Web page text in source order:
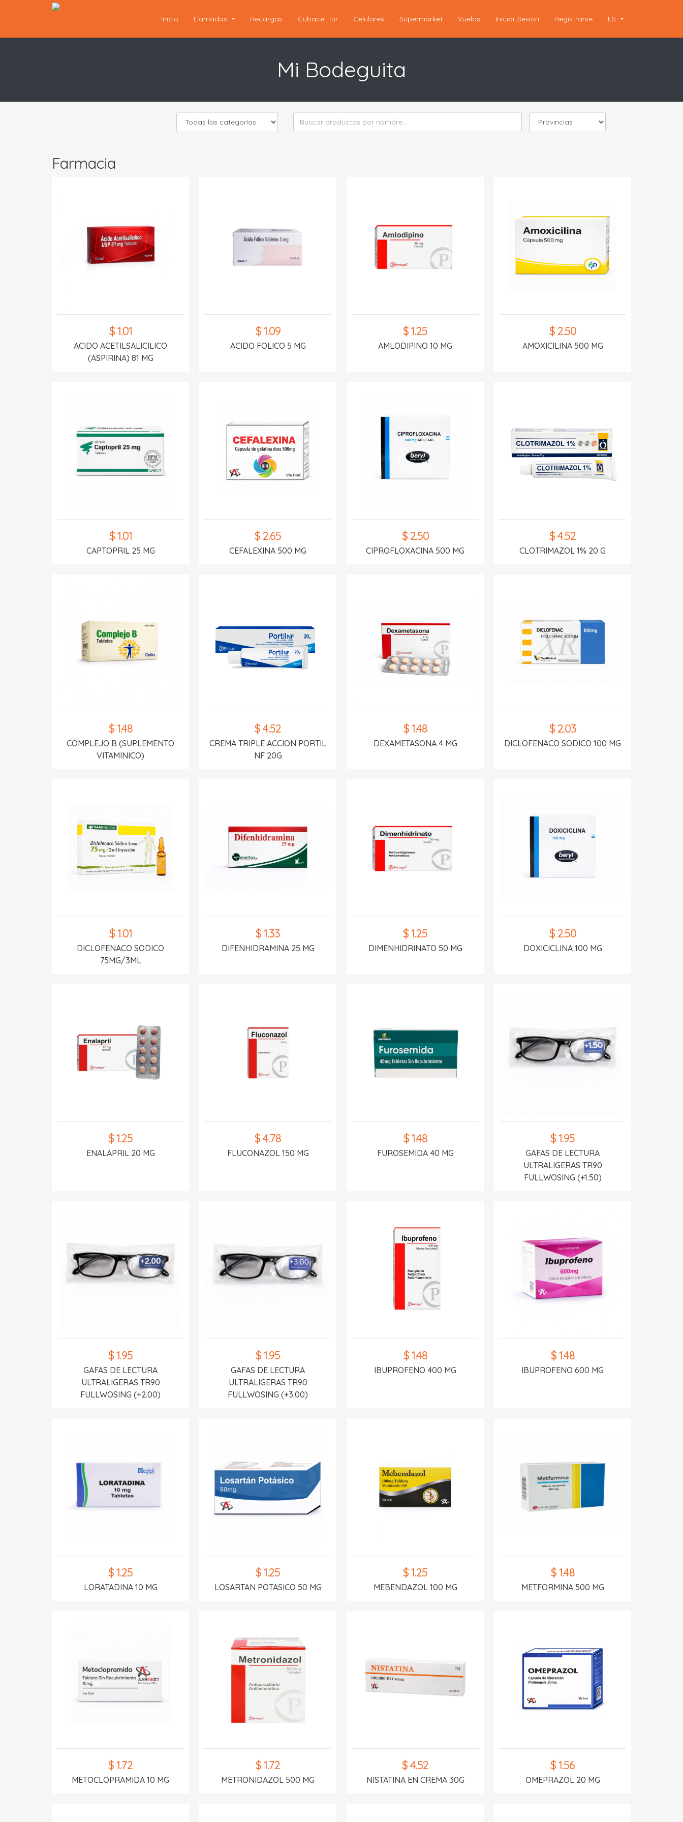
Inicio Llamadas Recargas Cubacel Tur Celulares Supermarket Vuelos Iniciar Sesión Registrarse ES
Mi Bodeguita
Farmacia
$ 1.01
ACIDO ACETILSALICILICO
(ASPIRINA) 81 MG
$ 1.09
ACIDO FOLICO 5 MG
$ 1.25
AMLODIPINO 10 MG
$ 2.50
AMOXICILINA 500 MG
$ 1.01
CAPTOPRIL 25 MG
$ 2.65
CEFALEXINA 500 MG
$ 2.50
CIPROFLOXACINA 500 MG
$ 4.52
CLOTRIMAZOL 1% 20 G
$ 1.48
COMPLEJO B (SUPLEMENTO
VITAMINICO)
$ 4.52
CREMA TRIPLE ACCION PORTIL
NF 20G
$ 1.48
DEXAMETASONA 4 MG
$ 2.03
DICLOFENACO SODICO 100 MG
$ 1.01
DICLOFENACO SODICO
75MG/3ML
$ 1.33
DIFENHIDRAMINA 25 MG
$ 1.25
DIMENHIDRINATO 50 MG
$ 2.50
DOXICICLINA 100 MG
$ 1.25
ENALAPRIL 20 MG
$ 4.78
FLUCONAZOL 150 MG
$ 1.48
FUROSEMIDA 40 MG
$ 1.95
GAFAS DE LECTURA
ULTRALIGERAS TR90
FULLWOSING (+1.50)
$ 1.95
GAFAS DE LECTURA
ULTRALIGERAS TR90
FULLWOSING (+2.00)
$ 1.95
GAFAS DE LECTURA
ULTRALIGERAS TR90
FULLWOSING (+3.00)
$ 1.48
IBUPROFENO 400 MG
$ 1.48
IBUPROFENO 600 MG
$ 1.25
LORATADINA 10 MG
$ 1.25
LOSARTAN POTASICO 50 MG
$ 1.25
MEBENDAZOL 100 MG
$ 1.48
METFORMINA 500 MG
$ 1.72
METOCLOPRAMIDA 10 MG
$ 1.72
METRONIDAZOL 500 MG
$ 4.52
NISTATINA EN CREMA 30G
$ 1.56
OMEPRAZOL 20 MG